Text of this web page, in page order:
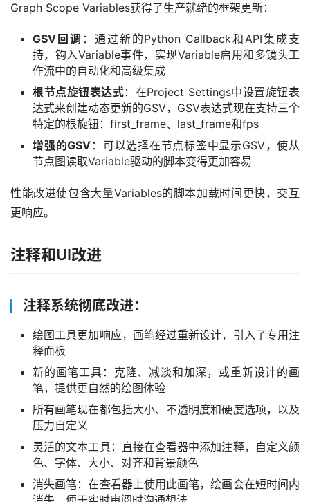
Graph Scope Variables获得了生产就绪的框架更新：
GSV回调 ：通过新的Python Callback和API集成支
持，钩入Variable事件，实现Variable启用和多镜头工
作流中的自动化和高级集成
根节点旋钮表达式：在Project Settings中设置旋钮表
达式来创建动态更新的GSV，GSV表达式现在支持三个
特定的根旋钮：first_frame、last_frame和fps
增强的GSV ：可以选择在节点标签中显示GSV，使从
节点图读取Variable驱动的脚本变得更加容易
性能改进使包含大量Variables的脚本加载时间更快，交互
更响应。
注释和UI改进
注释系统彻底改进：
绘图工具更加响应，画笔经过重新设计，引入了专用注
释面板
新的画笔工具：克隆、减淡和加深，或重新设计的画
笔，提供更自然的绘图体验
所有画笔现在都包括大小、不透明度和硬度选项，以及
压力自定义
灵活的文本工具：直接在查看器中添加注释，自定义颜
色、字体、大小、对齐和背景颜色
消失画笔：在查看器上使用此画笔，绘画会在短时间内